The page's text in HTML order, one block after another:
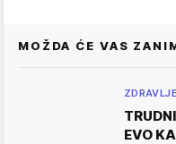
MOŽDA ĆE VAS
ZDRAVLJE
EVO